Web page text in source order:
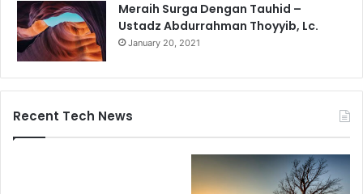
Meraih Surga Dengan Tauhid –
Ustadz Abdurrahman Thoyyib, Lc.
January 20, 2021
Recent Tech News